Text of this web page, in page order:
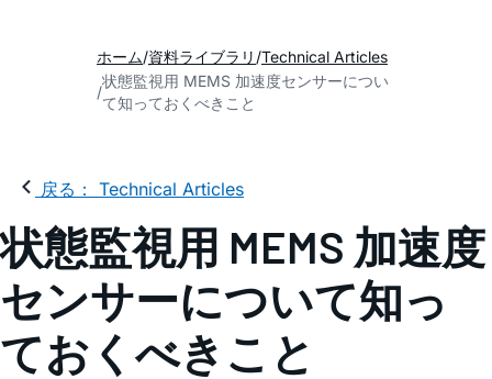
ホーム 資料ライブラリ Technical Articles
状態監視用 MEMS 加速度センサーについ
て知っておくべきこと
戻る： Technical Articles
状態監視用 MEMS 加速度
センサーについて知っ
ておくべきこと